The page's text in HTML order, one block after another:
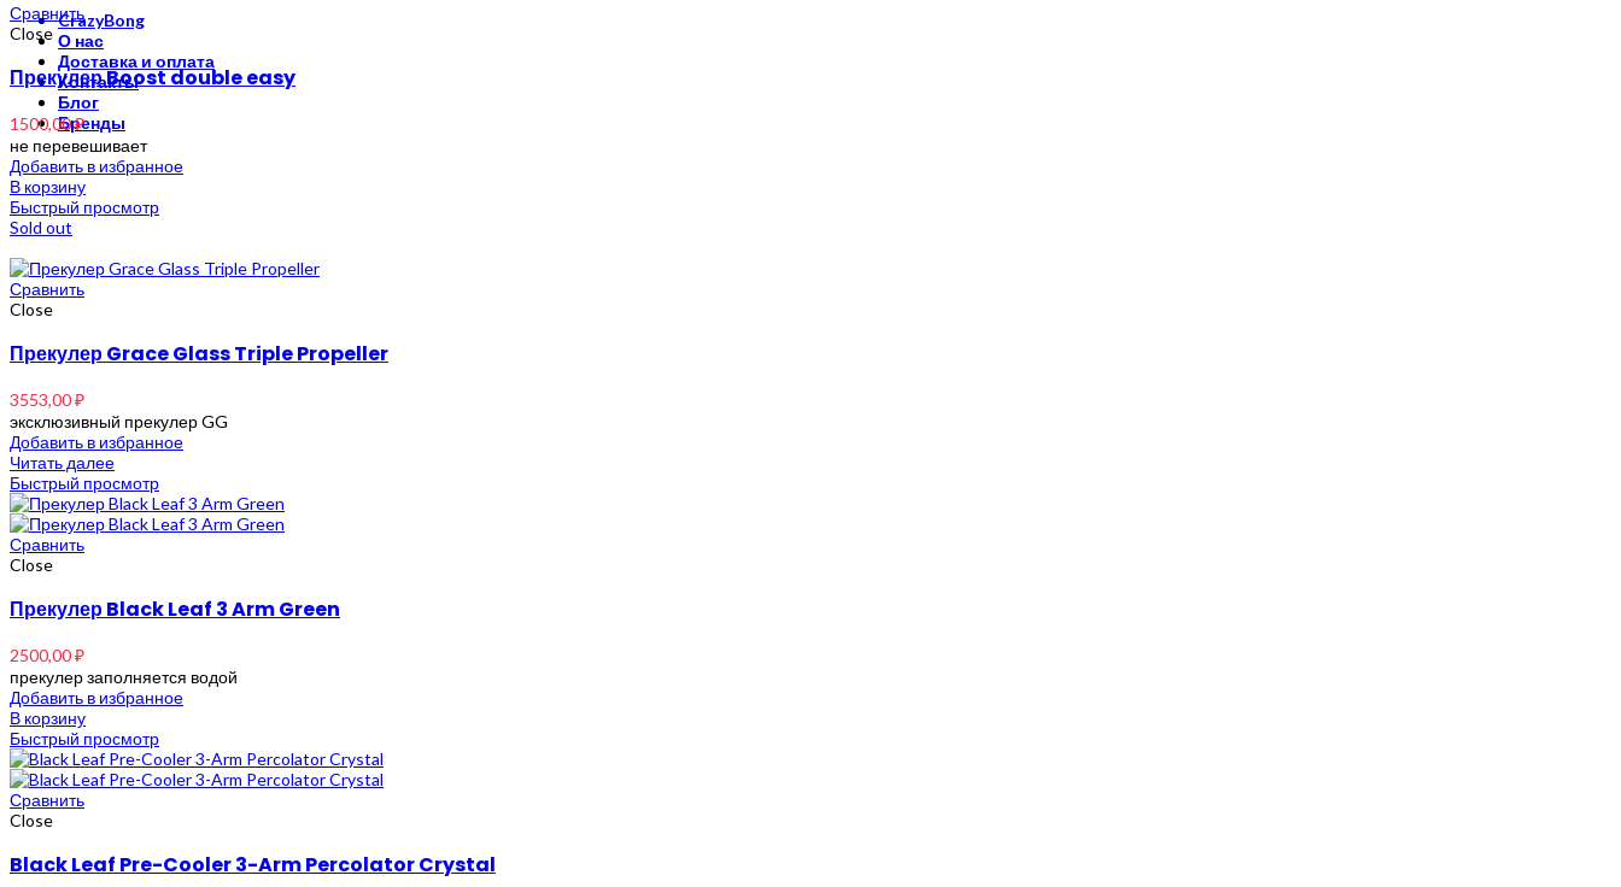
CrazyBong
О нас
Доставка и оплата
Контакты
Блог
Бренды
Сравнить
Close
Прекулер Boost double easy
1500,00₽
не перевешивает
Добавить в избранное
В корзину
Быстрый просмотр
Sold out
Сравнить
Close
Прекулер Grace Glass Triple Propeller
3553,00₽
эксклюзивный прекулер GG
Добавить в избранное
Читать далее
Быстрый просмотр
Сравнить
Close
Прекулер Black Leaf 3 Arm Green
2500,00₽
прекулер заполняется водой
Добавить в избранное
В корзину
Быстрый просмотр
Сравнить
Close
Black Leaf Pre-Cooler 3-Arm Percolator Crystal